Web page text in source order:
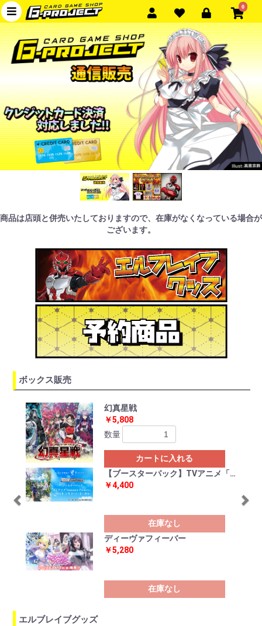
0
商品は店頭と併売いたしておりますので、在庫がなくなっている場合が
ございます。
ボックス販売
幻真星戦
￥5,808
数量
カートに入れる
【ブースターパック】TVアニメ「SummerPockets」
￥4,400
在庫なし
ディーヴァフィーバー
￥5,280
在庫なし
Previous
エルブレイブグッズ